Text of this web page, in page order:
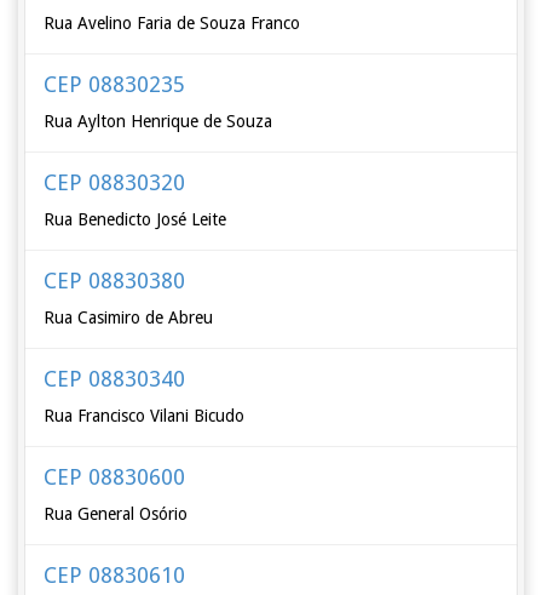
Rua Avelino Faria de Souza Franco
CEP 08830235
Rua Aylton Henrique de Souza
CEP 08830320
Rua Benedicto José Leite
CEP 08830380
Rua Casimiro de Abreu
CEP 08830340
Rua Francisco Vilani Bicudo
CEP 08830600
Rua General Osório
CEP 08830610